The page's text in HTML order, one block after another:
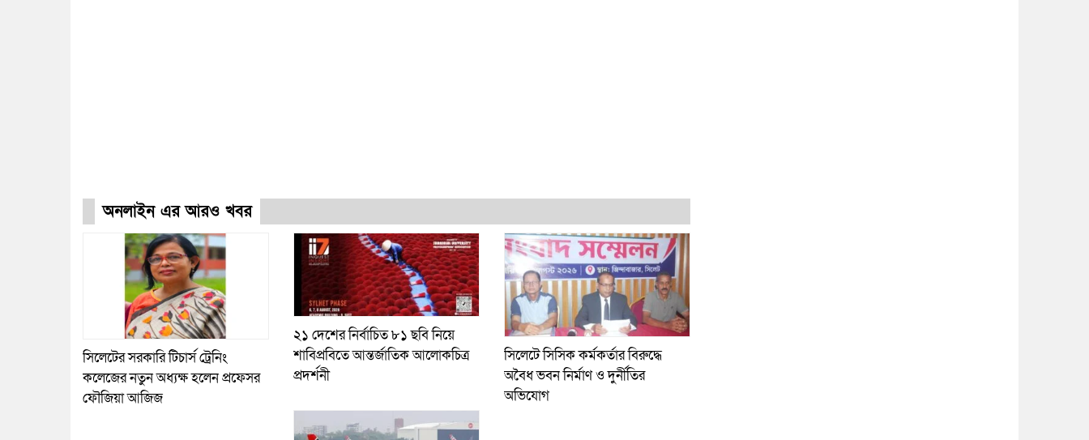
অনলাইন এর আরও খবর
সিলেটের সরকারি টিচার্স ট্রেনিং
কলেজের নতুন অধ্যক্ষ হলেন প্রফেসর
ফৌজিয়া আজিজ
২১ দেশের নির্বাচিত ৮১ ছবি নিয়ে
শাবিপ্রবিতে আন্তর্জাতিক আলোকচিত্র
প্রদর্শনী
সিলেটে সিসিক কর্মকর্তার বিরুদ্ধে
অবৈধ ভবন নির্মাণ ও দুর্নীতির
অভিযোগ